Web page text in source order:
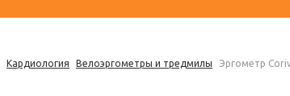
Кардиология Велоэргометры и тредмилы Эргометр